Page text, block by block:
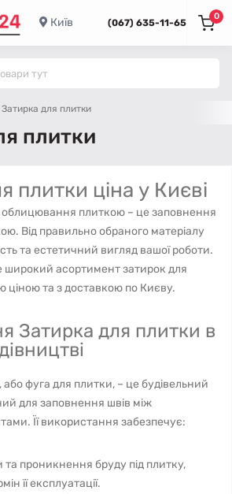
Київ (067) 635-11-65
0
Затирка для плитки
плитки
плитки ціна у Києві
плиткою – це заповнення
Від правильно обраного матеріалу
та естетичний вигляд вашої роботи.
широкий асортимент затирок для
ціною та з доставкою по Києву.
Затирка для плитки в
фуга для плитки, – це будівельний
для заповнення швів між
Її використання забезпечує:
та проникнення бруду під плитку,
її експлуатації.